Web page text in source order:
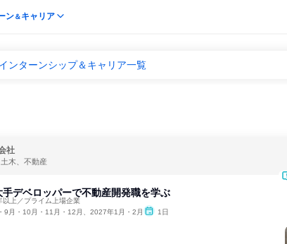
ン＆キャリア
ンターンシップ＆キャリア一覧
社
木、不動産
手デベロッパーで不動産開発職を学ぶ
上／プライム上場企業
9月・10月・11月・12月、2027年1月・2月 1日